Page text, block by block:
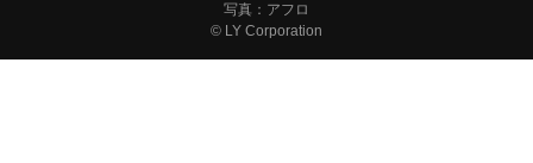
写真：アフロ
© LY Corporation